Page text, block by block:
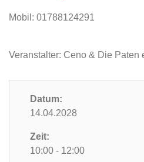
Mobil: 01788124291
Veranstalter: Ceno & Die Paten
Datum:
14.04.2028
Zeit:
10:00 - 12:00